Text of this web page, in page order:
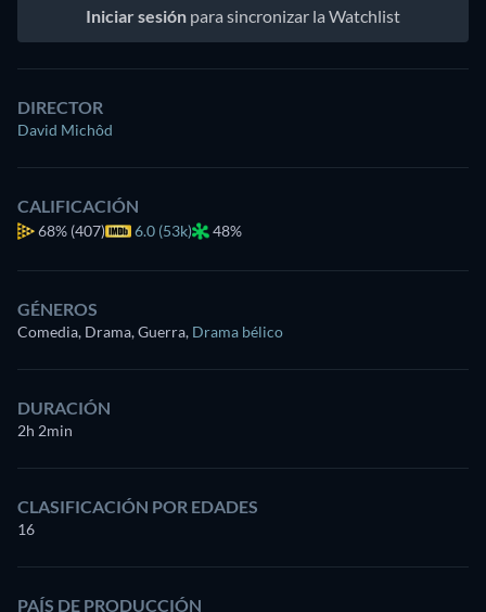
Iniciar sesión para sincronizar la Watchlist
DIRECTOR
David Michôd
CALIFICACIÓN
68% (407) 6.0 (53k) 48%
GÉNEROS
Comedia, Drama, Guerra, Drama bélico
DURACIÓN
2h 2min
CLASIFICACIÓN POR EDADES
16
PAÍS DE PRODUCCIÓN